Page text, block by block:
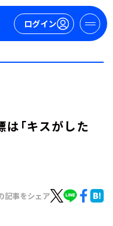
ログイン
「キスがした
記事をシェア